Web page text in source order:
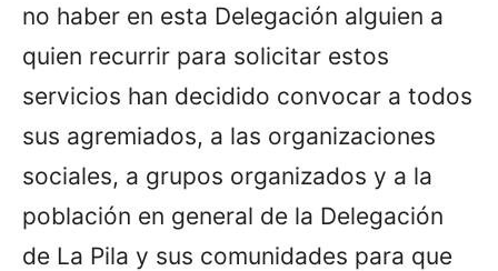
no haber en esta Delegación alguien a
quien recurrir para solicitar estos
servicios han decidido convocar a todos
sus agremiados, a las organizaciones
sociales, a grupos organizados y a la
población en general de la Delegación
de La Pila y sus comunidades para que